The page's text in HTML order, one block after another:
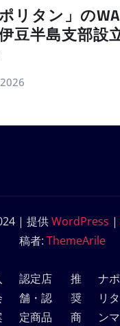
リタン」の
豆半島支部設
| 提供WordPress |
稿者: ThemeArile
認定店
舗・認
定商品
推
奨
商
ナポ
リタ
ンマ